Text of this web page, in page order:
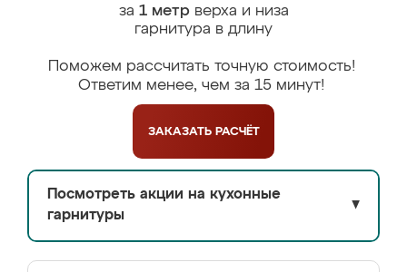
за 1 метрверха и низа
гарнитура в длину
Поможем рассчитать точную стоимость!
Ответим менее, чем за 15 минут!
ЗАКАЗАТЬ РАСЧЁТ
Посмотреть акции на кухонные
гарнитуры
▼